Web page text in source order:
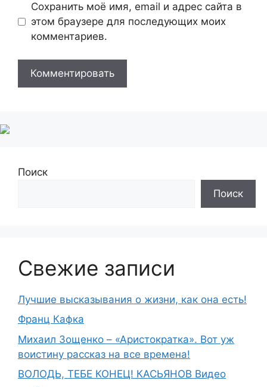
Сохранить моё имя, email и адрес сайта в
этом браузере для последующих моих
комментариев.
Поиск
Поиск
Свежие записи
Лучшие высказывания о жизни, как она есть!
Франц Кафка
Михаил Зощенко – «Аристократка». Вот уж
воистину рассказ на все времена!
ВОЛОДЬ, ТЕБЕ КОНЕЦ! КАСЬЯНОВ Видео